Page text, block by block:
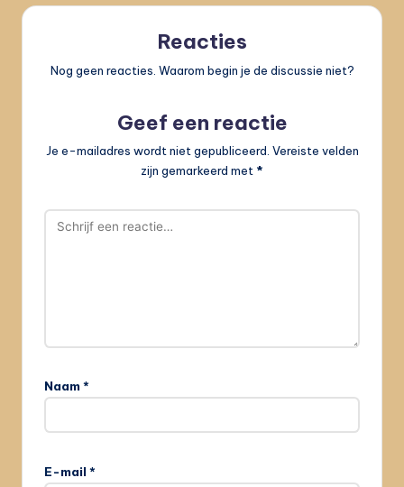
Reacties
Nog geen reacties. Waarom begin je de discussie niet?
Geef een reactie
Je e-mailadres wordt niet gepubliceerd. Vereiste velden
zijn gemarkeerd met *
Naam *
E-mail *